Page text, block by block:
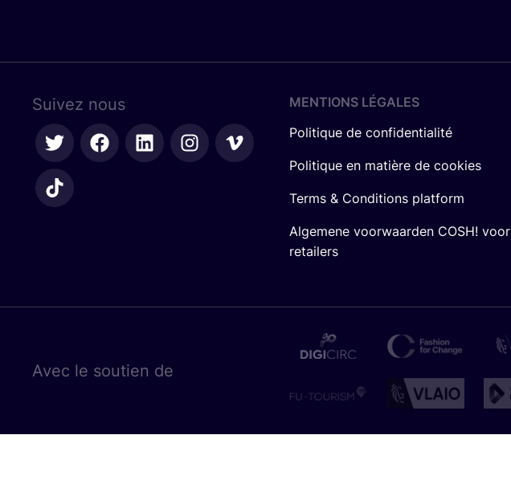
Suivez nous
MENTIONS LÉGALES
Politique de confidentialité
Politique en matière de cookies
Terms & Conditions platform
Algemene voorwaarden COSH! voor
retailers
Avec le sou­tien de